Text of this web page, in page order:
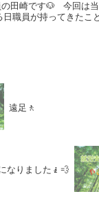
田崎です🐶 今回は
職員が持ってきたこ
遠足🚶
なりました🧎💨